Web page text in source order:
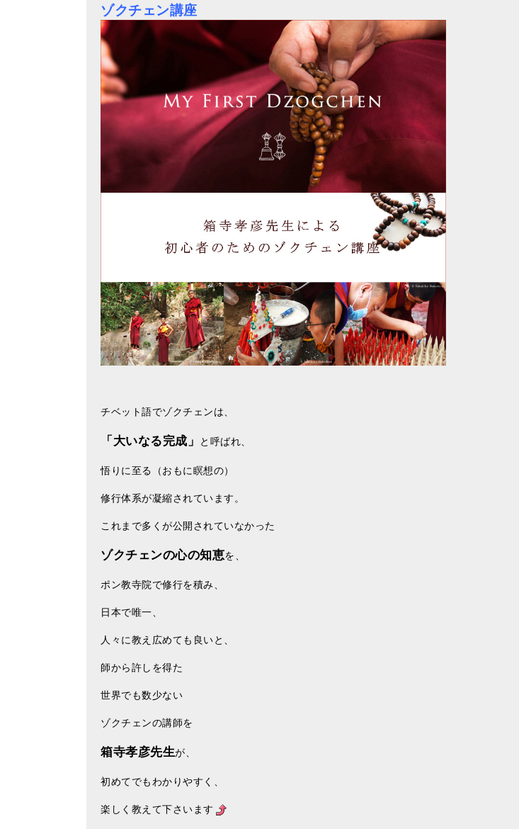
ゾクチェン講座
チベット語でゾクチェンは、
「大いなる完成」 と呼ばれ、
悟りに至る（おもに瞑想の）
修行体系が凝縮されています。
これまで多くが公開されていなかった
ゾクチェンの心の知恵を、
ポン教寺院で修行を積み、
日本で唯一、
人々に教え広めても良いと、
師から許しを得た
世界でも数少ない
ゾクチェンの講師を
箱寺孝彦先生が、
初めてでもわかりやすく、
楽しく教えて下さいます